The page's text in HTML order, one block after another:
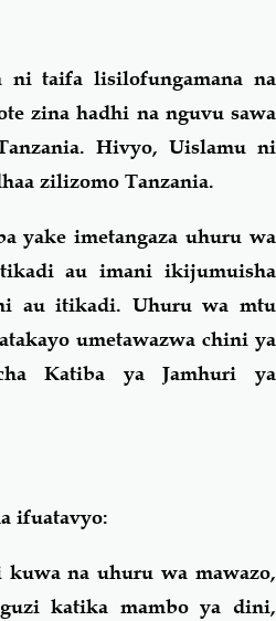
ni taifa lisilofungamana na
zina hadhi na nguvu sawa
. Hivyo, Uislamu ni
zilizomo Tanzania.
yake imetangaza uhuru wa
au imani ikijumuisha
au itikadi. Uhuru wa mtu
umetawazwa chini ya
Katiba ya Jamhuri ya
ifuatavyo:
na uhuru wa mawazo,
katika mambo ya dini,